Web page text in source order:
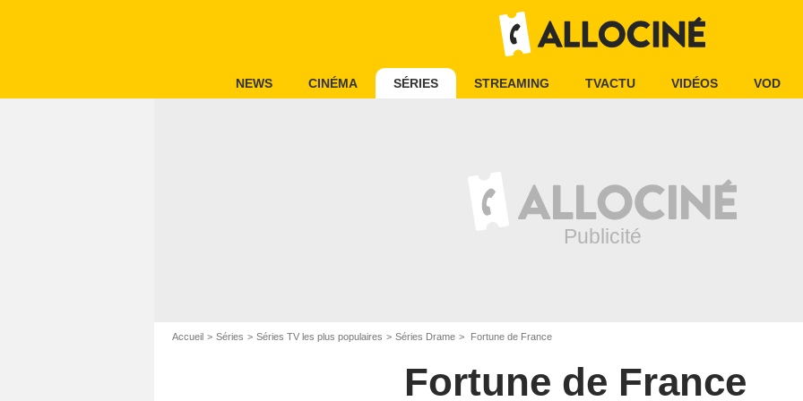
NEWS CINÉMA SÉRIES STREAMING TVACTU VIDÉOS VOD
Accueil Séries Séries TV les plus populaires Séries Drame Fortune de France
Fortune de France